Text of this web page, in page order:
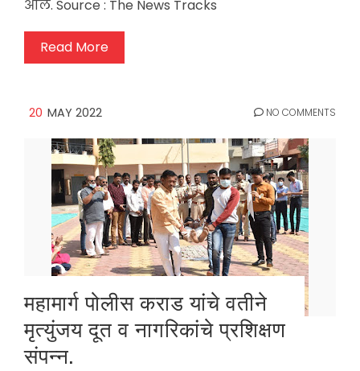
आले. Source : The News Tracks
Read More
20 MAY 2022 NO COMMENTS
महामार्ग पोलीस कराड यांचे वतीने
मृत्युंजय दूत व नागरिकांचे प्रशिक्षण
संपन्न.